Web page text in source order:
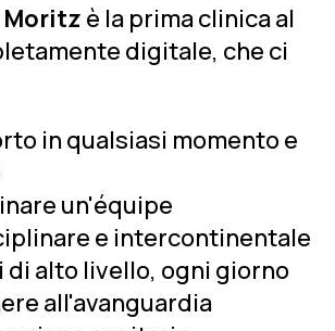
Moritz è la prima clinica al
digitale, che ci
in qualsiasi momento e
un'équipe
e intercontinentale
di alto livello, ogni giorno
all'avanguardia